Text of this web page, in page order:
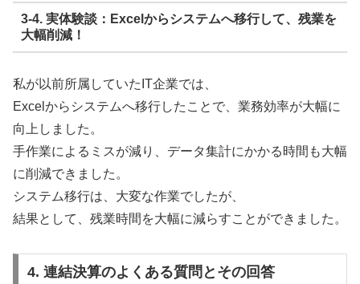
3-4. 実体験談：Excelからシステムへ移行して、残業を
大幅削減！
私が以前所属していたIT企業では、
Excelからシステムへ移行したことで、業務効率が大幅に
向上しました。
手作業によるミスが減り、データ集計にかかる時間も大幅
に削減できました。
システム移行は、大変な作業でしたが、
結果として、残業時間を大幅に減らすことができました。
4. 連結決算のよくある質問とその回答